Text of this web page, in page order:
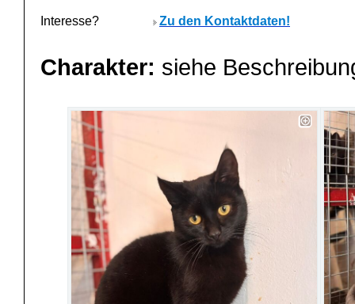
Interesse? Zu den Kontaktdaten!
Charakter: siehe